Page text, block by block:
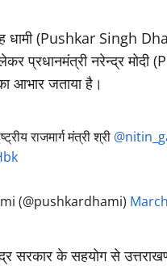
धामी (Pushkar Singh
लेकर प्रधानमंत्री नरेन्द्र
आभार जताया है।
राजमार्ग मंत्री श्री
(@pushkardhami)
सरकार के सहयोग से